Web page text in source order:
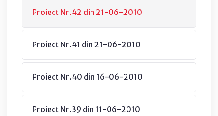
Proiect Nr.42 din 21-06-2010
Proiect Nr.41 din 21-06-2010
Proiect Nr.40 din 16-06-2010
Proiect Nr.39 din 11-06-2010